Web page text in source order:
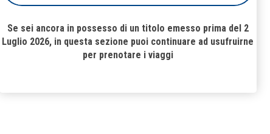
Se sei ancora in possesso di un titolo emesso prima del 2
Luglio 2026, in questa sezione puoi continuare ad usufruirne
per prenotare i viaggi